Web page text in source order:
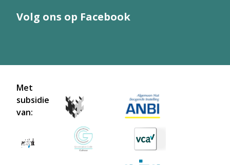
Volg ons op Facebook
Met
subsidie
van: